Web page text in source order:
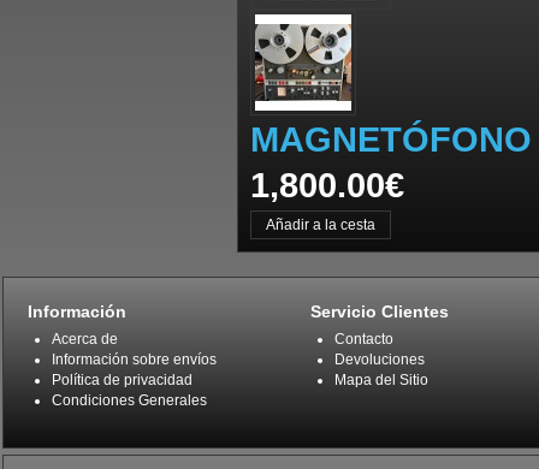
1,800.00€
Información
Acerca de
Información sobre envíos
Política de privacidad
Condiciones Generales
Servicio Clientes
Contacto
Devoluciones
Mapa del Sitio